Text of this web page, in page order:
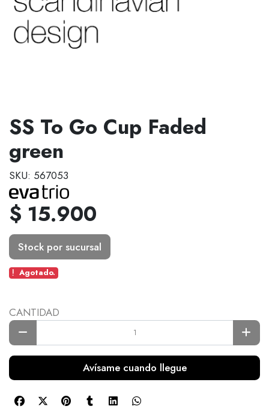
SS To Go Cup Faded
green
SKU: 567053
$ 15.900
Stock por sucursal
Agotado.
CANTIDAD
Avísame cuando llegue